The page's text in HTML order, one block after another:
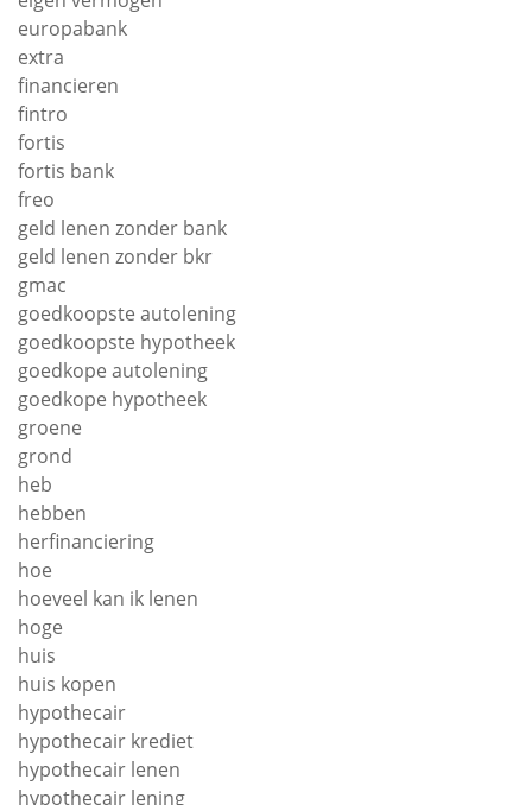
europabank
extra
financieren
fintro
fortis
fortis bank
freo
geld lenen zonder bank
geld lenen zonder bkr
gmac
goedkoopste autolening
goedkoopste hypotheek
goedkope autolening
goedkope hypotheek
groene
grond
heb
hebben
herfinanciering
hoe
hoeveel kan ik lenen
hoge
huis
huis kopen
hypothecair
hypothecair krediet
hypothecair lenen
hypothecair lening